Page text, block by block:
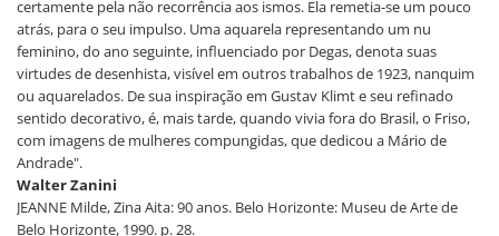
certamente pela não recorrência aos ismos. Ela remetia-se um pouco
atrás, para o seu impulso. Uma aquarela representando um nu
feminino, do ano seguinte, influenciado por Degas, denota suas
virtudes de desenhista, visível em outros trabalhos de 1923, nanquim
ou aquarelados. De sua inspiração em Gustav Klimt e seu refinado
sentido decorativo, é, mais tarde, quando vivia fora do Brasil, o Friso,
com imagens de mulheres compungidas, que dedicou a Mário de
Andrade".
Walter Zanini
JEANNE Milde, Zina Aita: 90 anos. Belo Horizonte: Museu de Arte de
Belo Horizonte, 1990. p. 28.